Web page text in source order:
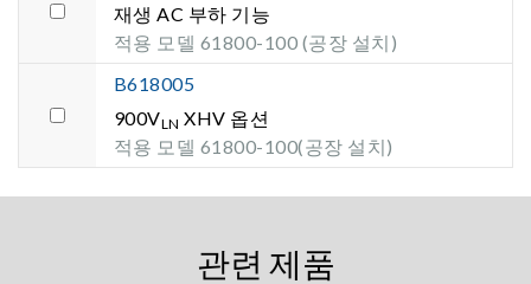
재생 AC 부하 기능
적용 모델 61800-100 (공장 설치)
B618005
900VLN XHV 옵션
적용 모델 61800-100(공장 설치)
관련 제품